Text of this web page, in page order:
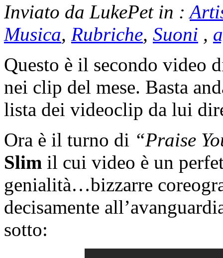
Inviato da LukePet in :
Musica, Rubriche, Suoni ,
Questo è il secondo video
nei clip del mese. Basta
lista dei videoclip da lui
Ora è il turno di “Praise
Slim il cui video è un
genialità…bizzarre
decisamente
sotto: